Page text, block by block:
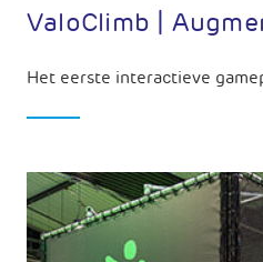
ValoClimb |
Het eerste interactieve